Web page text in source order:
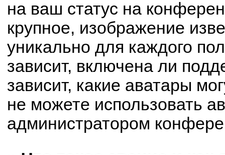
на ваш статус на
крупное, изображение
уникально для каждого
зависит, включена ли
зависит, какие аватары
не можете использовать
администратором